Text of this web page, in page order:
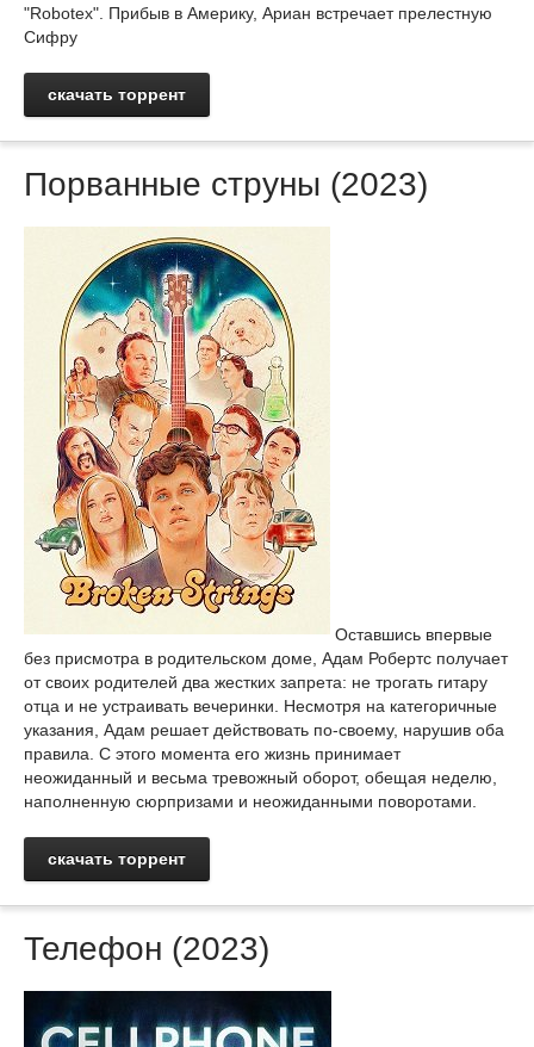
"Robotex". Прибыв в Америку, Ариан встречает прелестную
Сифру
скачать торрент
Порванные струны (2023)
Оставшись впервые
без присмотра в родительском доме, Адам Робертс получает
от своих родителей два жестких запрета: не трогать гитару
отца и не устраивать вечеринки. Несмотря на категоричные
указания, Адам решает действовать по-своему, нарушив оба
правила. С этого момента его жизнь принимает
неожиданный и весьма тревожный оборот, обещая неделю,
наполненную сюрпризами и неожиданными поворотами.
скачать торрент
Телефон (2023)